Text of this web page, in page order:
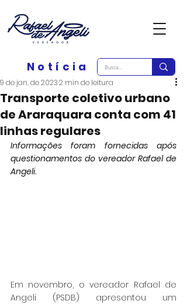
Notícia
Transporte coletivo urbano
de Araraquara conta com 41
linhas regulares
9 de jan. de 20232 min de leitura
Informações foram fornecidas após
questionamentos do vereador Rafael de
Angeli.
Em novembro, o vereador Rafael de